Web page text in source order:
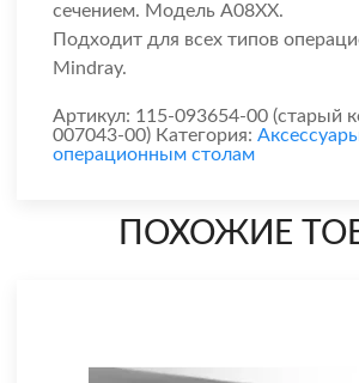
сечением. Модель A08XX.
Подходит для всех типов
Mindray.
Артикул: 115-093654-00 (старый
007043-00) Категория:
операционным столам
ПОХОЖИЕ